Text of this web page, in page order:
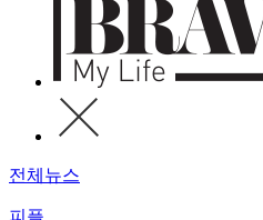
전체뉴스